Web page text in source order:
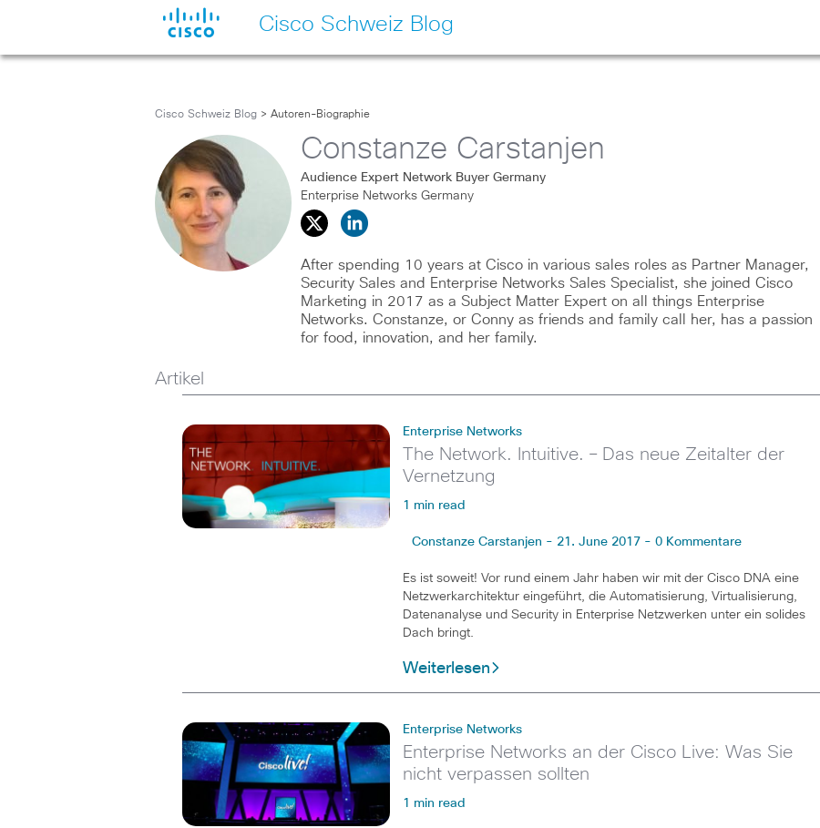
Cisco Schweiz Blog
Cisco Schweiz Blog > Autoren-Biographie
Constanze Carstanjen
Audience Expert Network Buyer Germany
Enterprise Networks Germany
After spending 10 years at Cisco in various sales roles as Partner Manager,
Security Sales and Enterprise Networks Sales Specialist, she joined Cisco
Marketing in 2017 as a Subject Matter Expert on all things Enterprise
Networks. Constanze, or Conny as friends and family call her, has a passion
for food, innovation, and her family.
Artikel
Enterprise Networks
The Network. Intuitive. – Das neue Zeitalter der
Vernetzung
1 min read
Constanze Carstanjen - 21. June 2017 - 0 Kommentare
Es ist soweit! Vor rund einem Jahr haben wir mit der Cisco DNA eine
Netzwerkarchitektur eingeführt, die Automatisierung, Virtualisierung,
Datenanalyse und Security in Enterprise Netzwerken unter ein solides
Dach bringt.
Weiterlesen
Enterprise Networks
Enterprise Networks an der Cisco Live: Was Sie
nicht verpassen sollten
1 min read